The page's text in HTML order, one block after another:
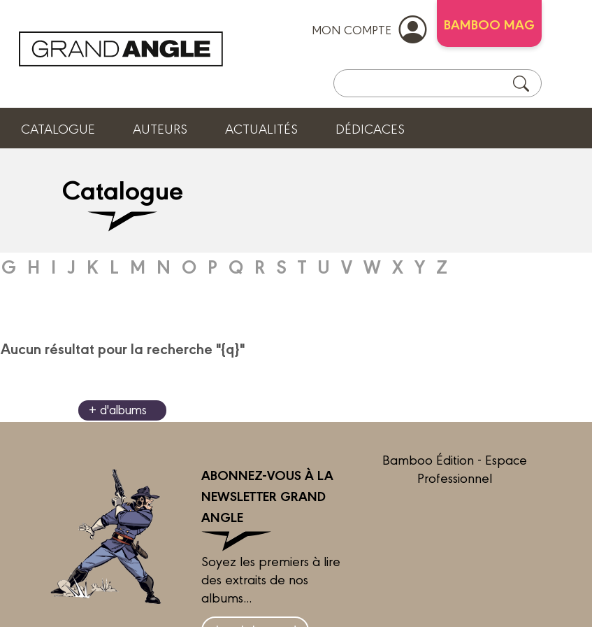
MON COMPTE BAMBOO MAG
CATALOGUE AUTEURS ACTUALITÉS DÉDICACES
Catalogue
G H I J K L M N O P Q R S T U V W X Y Z
Aucun résultat pour la recherche "{q}"
+ d'albums
ABONNEZ-VOUS À LA
NEWSLETTER GRAND
ANGLE
Soyez les premiers à lire
des extraits de nos
albums...
Bamboo Édition - Espace
Professionnel